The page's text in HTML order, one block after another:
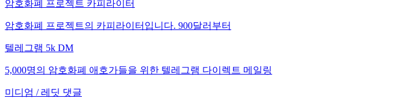
암호화폐 프로젝트 카피라이터
암호화폐 프로젝트의 카피라이터입니다. 900달러부터
텔레그램 5k DM
5,000명의 암호화폐 애호가들을 위한 텔레그램 다이렉트 메일링
미디엄 / 레딧 댓글